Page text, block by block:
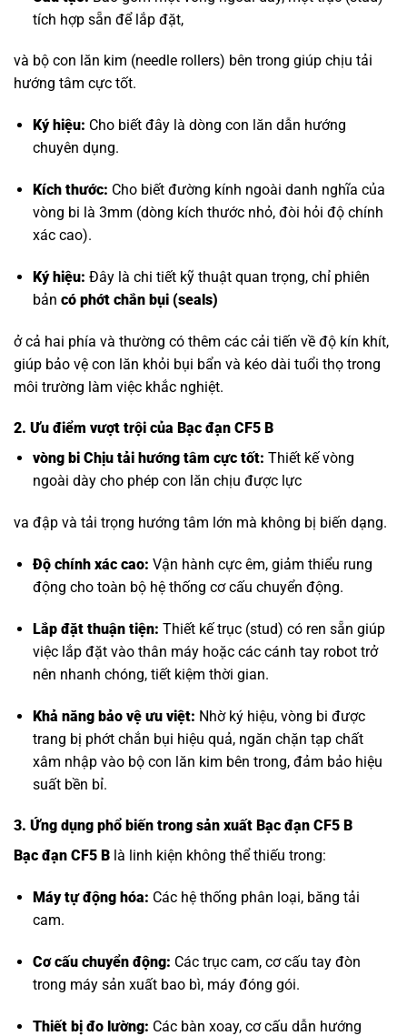
tích hợp sẵn để lắp đặt,
và bộ con lăn kim (needle rollers) bên trong giúp chịu tải
hướng tâm cực tốt.
Ký hiệu: Cho biết đây là dòng con lăn dẫn hướng
chuyên dụng.
Kích thước: Cho biết đường kính ngoài danh nghĩa của
vòng bi là 3mm (dòng kích thước nhỏ, đòi hỏi độ chính
xác cao).
Ký hiệu: Đây là chi tiết kỹ thuật quan trọng, chỉ phiên
bản có phớt chắn bụi (seals)
ở cả hai phía và thường có thêm các cải tiến về độ kín khít,
giúp bảo vệ con lăn khỏi bụi bẩn và kéo dài tuổi thọ trong
môi trường làm việc khắc nghiệt.
2. Ưu điểm vượt trội của Bạc đạn CF5 B
vòng bi Chịu tải hướng tâm cực tốt: Thiết kế vòng
ngoài dày cho phép con lăn chịu được lực
va đập và tải trọng hướng tâm lớn mà không bị biến dạng.
Độ chính xác cao: Vận hành cực êm, giảm thiểu rung
động cho toàn bộ hệ thống cơ cấu chuyển động.
Lắp đặt thuận tiện: Thiết kế trục (stud) có ren sẵn giúp
việc lắp đặt vào thân máy hoặc các cánh tay robot trở
nên nhanh chóng, tiết kiệm thời gian.
Khả năng bảo vệ ưu việt: Nhờ ký hiệu, vòng bi được
trang bị phớt chắn bụi hiệu quả, ngăn chặn tạp chất
xâm nhập vào bộ con lăn kim bên trong, đảm bảo hiệu
suất bền bỉ.
3. Ứng dụng phổ biến trong sản xuất Bạc đạn CF5 B
Bạc đạn CF5 B là linh kiện không thể thiếu trong:
Máy tự động hóa: Các hệ thống phân loại, băng tải
cam.
Cơ cấu chuyển động: Các trục cam, cơ cấu tay đòn
trong máy sản xuất bao bì, máy đóng gói.
Thiết bị đo lường: Các bàn xoay, cơ cấu dẫn hướng